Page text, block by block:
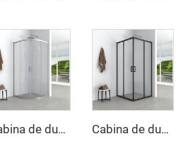
Cabina de ducha redonda elegante y sencilla Cabina de ducha cuadrada elegante y sencilla